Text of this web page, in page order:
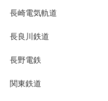
長崎電気軌道
長良川鉄道
長野電鉄
関東鉄道